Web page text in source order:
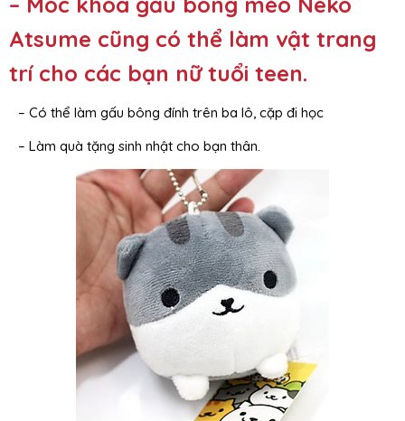
Atsume cũng có thể làm vật trang
trí cho các bạn nữ tuổi teen.
– Có thể làm gấu bông đính trên ba lô, cặp đi học
– Làm quà tặng sinh nhật cho bạn thân.